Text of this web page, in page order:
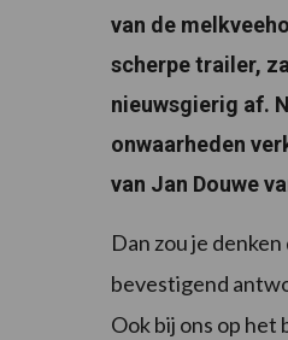
van de
scherpe trailer,
nieuwsgierig af.
onwaarheden
van Jan Douwe
Dan zou je
bevestigend
Ook bij ons op